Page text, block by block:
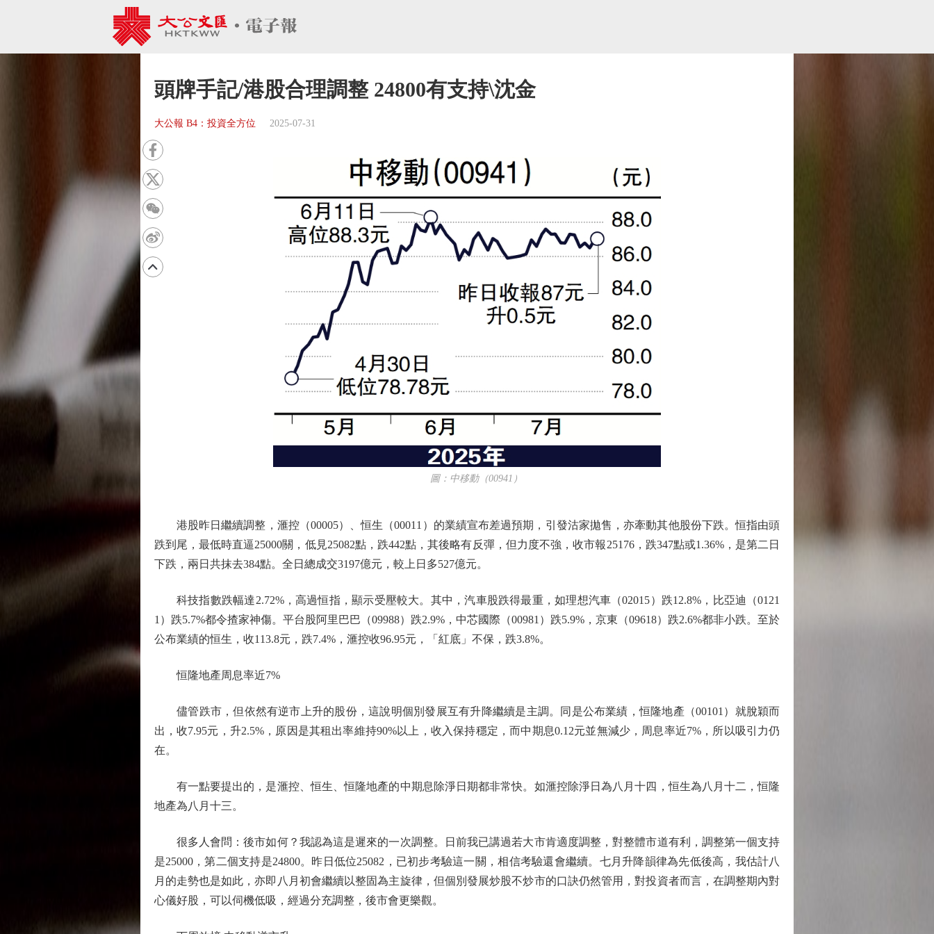
頭牌手記/港股合理調整 24800有支持\沈金
大公報 B4：投資全方位 2025-07-31
圖：中移動（00941）
港股昨日繼續調整，滙控（00005）、恒生（00011）的業績宣布差過預期，引發沽家拋售，亦牽動其他股份下跌。恒指由頭
跌到尾，最低時直逼25000關，低見25082點，跌442點，其後略有反彈，但力度不強，收市報25176，跌347點或1.36%，是第二日
下跌，兩日共抹去384點。全日總成交3197億元，較上日多527億元。
科技指數跌幅達2.72%，高過恒指，顯示受壓較大。其中，汽車股跌得最重，如理想汽車（02015）跌12.8%，比亞迪（0121
1）跌5.7%都令揸家神傷。平台股阿里巴巴（09988）跌2.9%，中芯國際（00981）跌5.9%，京東（09618）跌2.6%都非小跌。至於
公布業績的恒生，收113.8元，跌7.4%，滙控收96.95元，「紅底」不保，跌3.8%。
恒隆地產周息率近7%
儘管跌市，但依然有逆市上升的股份，這說明個別發展互有升降繼續是主調。同是公布業績，恒隆地產（00101）就脫穎而
出，收7.95元，升2.5%，原因是其租出率維持90%以上，收入保持穩定，而中期息0.12元並無減少，周息率近7%，所以吸引力仍
在。
有一點要提出的，是滙控、恒生、恒隆地產的中期息除淨日期都非常快。如滙控除淨日為八月十四，恒生為八月十二，恒隆
地產為八月十三。
很多人會問：後市如何？我認為這是遲來的一次調整。日前我已講過若大市肯適度調整，對整體市道有利，調整第一個支持
是25000，第二個支持是24800。昨日低位25082，已初步考驗這一關，相信考驗還會繼續。七月升降韻律為先低後高，我估計八
月的走勢也是如此，亦即八月初會繼續以整固為主旋律，但個別發展炒股不炒市的口訣仍然管用，對投資者而言，在調整期內對
心儀好股，可以伺機低吸，經過分充調整，後市會更樂觀。